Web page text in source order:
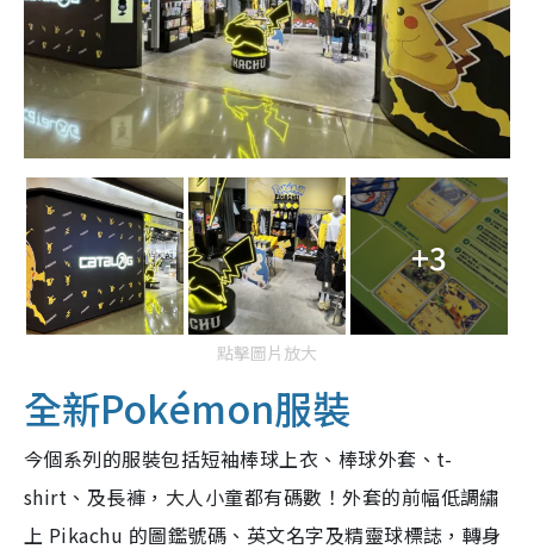
+3
點擊圖片放大
全新Pokémon服裝
今個系列的服裝包括短袖棒球上衣、棒球外套、t-
shirt、及長褲，大人小童都有碼數！外套的前幅低調繡
上 Pikachu 的圖鑑號碼、英文名字及精靈球標誌，轉身